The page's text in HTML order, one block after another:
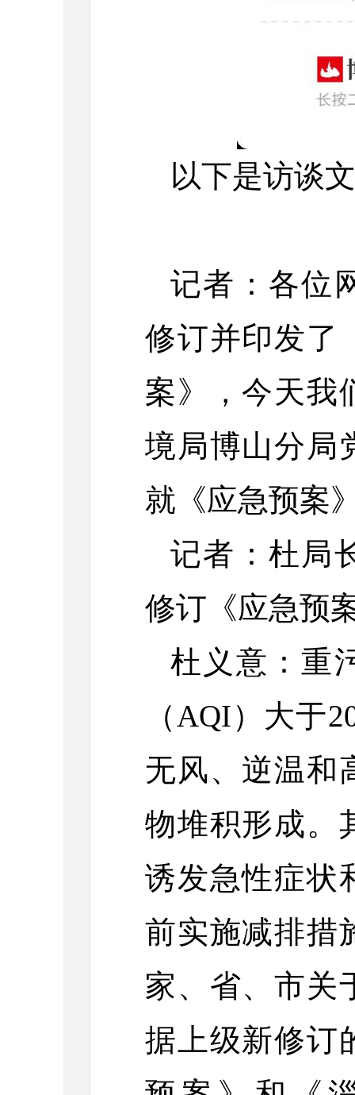
以下是访谈
记者：各位
修订并印发了
案》，今天我
境局博山分局
就《应急预案
记者：杜局
修订《应急预
杜义意：重
（AQI）大于
无风、逆温和
物堆积形成。
诱发急性症状
前实施减排措
家、省、市关
据上级新修订